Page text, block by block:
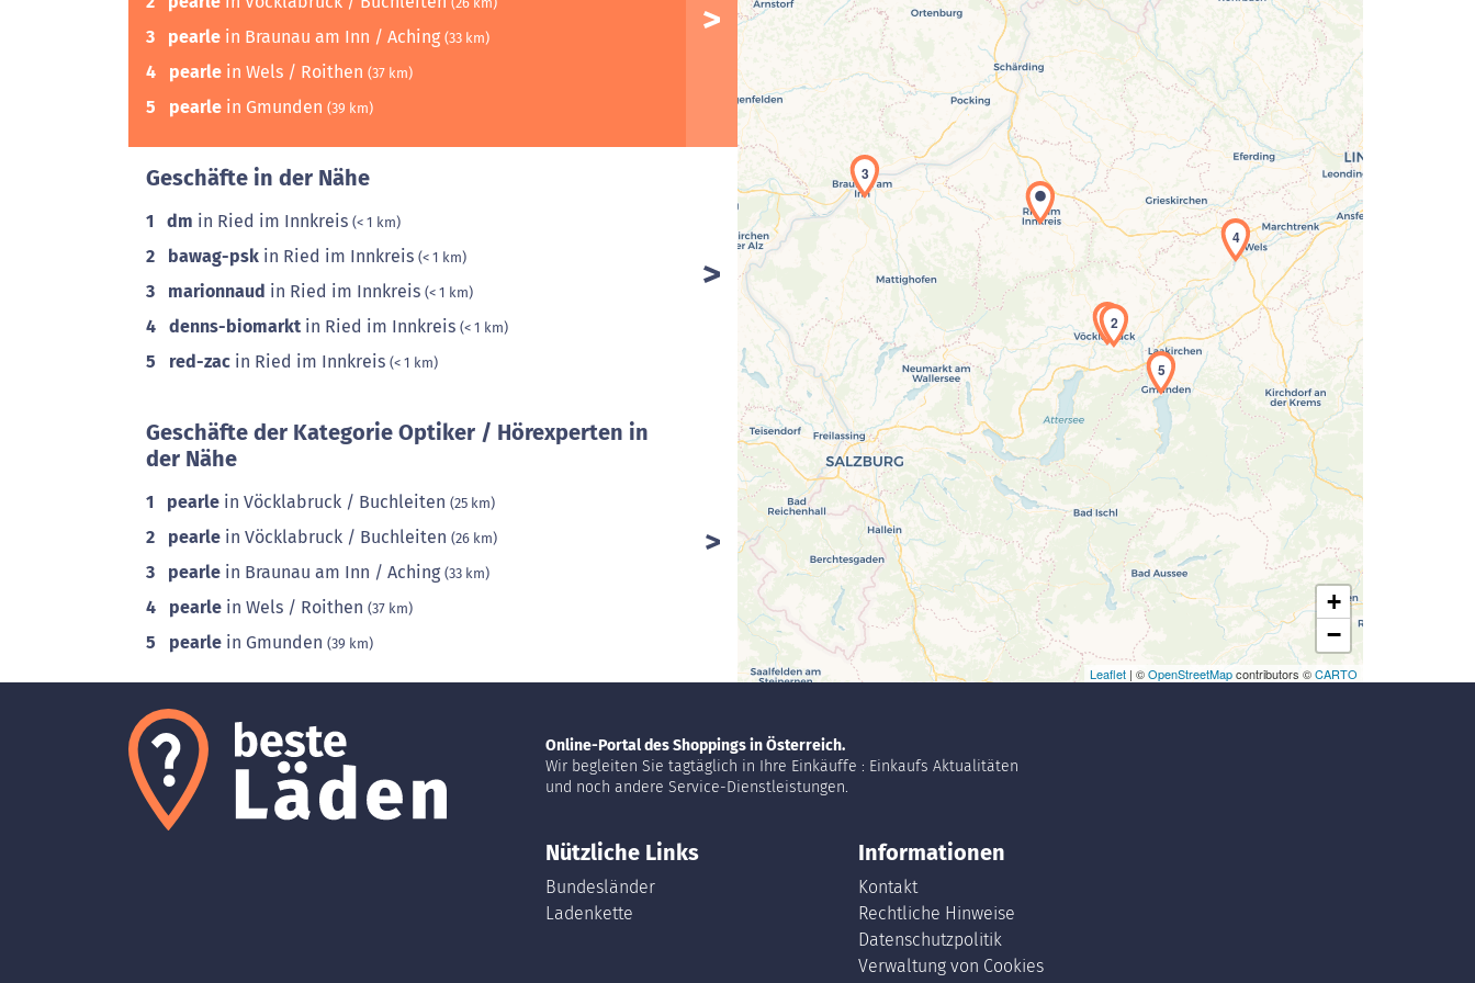
3 pearle in Braunau am Inn / Aching (33 km)
4 pearle in Wels / Roithen (37 km)
5 pearle in Gmunden (39 km)
Geschäfte in der Nähe
1 dm in Ried im Innkreis (< 1 km)
2 bawag-psk in Ried im Innkreis (< 1 km)
3 marionnaud in Ried im Innkreis (< 1 km)
4 denns-biomarkt in Ried im Innkreis (< 1 km)
5 red-zac in Ried im Innkreis (< 1 km)
Geschäfte der Kategorie Optiker / Hörexperten in
der Nähe
1 pearle in Vöcklabruck / Buchleiten (25 km)
2 pearle in Vöcklabruck / Buchleiten (26 km)
3 pearle in Braunau am Inn / Aching (33 km)
4 pearle in Wels / Roithen (37 km)
5 pearle in Gmunden (39 km)
Laden der Karte...
12
3
4
5
+
−
Leaflet | ©OpenStreetMapcontributors ©CARTO
Online-Portal des Shoppings in Österreich.
Wir begleiten Sie tagtäglich in Ihre Einkäuffe : Einkaufs Aktualitäten
und noch andere Service-Dienstleistungen.
Nützliche Links
Bundesländer
Ladenkette
Informationen
Kontakt
Rechtliche Hinweise
Datenschutzpolitik
Verwaltung von Cookies